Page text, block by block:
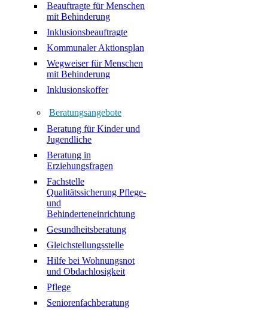
Beauftragte für Menschen
mit Behinderung
Inklusionsbeauftragte
Kommunaler Aktionsplan
Wegweiser für Menschen
mit Behinderung
Inklusionskoffer
Beratungsangebote
Beratung für Kinder und
Jugendliche
Beratung in
Erziehungsfragen
Fachstelle
Qualitätssicherung Pflege-
und
Behinderteneinrichtung
Gesundheitsberatung
Gleichstellungsstelle
Hilfe bei Wohnungsnot
und Obdachlosigkeit
Pflege
Seniorenfachberatung